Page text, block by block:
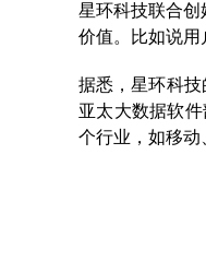
星环科技联合创
价值。比如说用
据悉，星环科
亚太大数据软
个行业，如移动